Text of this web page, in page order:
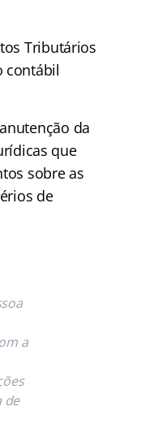
Tributários
contábil
da
que
sobre as
de
a
de